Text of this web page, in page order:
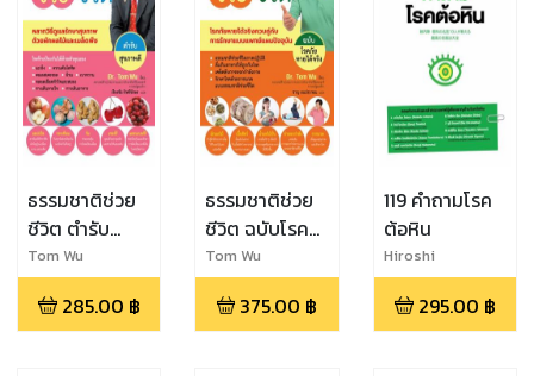
ธรรมชาติช่วย
ชีวิต ตำรับ
สุขภาพดี (eb)
Tom Wu
285.00 ฿
ธรรมชาติช่วย
ชีวิต ฉบับโรค
ภัยหายได้จริง
(eb)
Tom Wu
375.00 ฿
119 คำถามโรค
ต้อหิน
Hiroshi
Ohguro,Yasuhiro,
Shinmei,Rui
Hiramatsu,Daisu
295.00 ฿